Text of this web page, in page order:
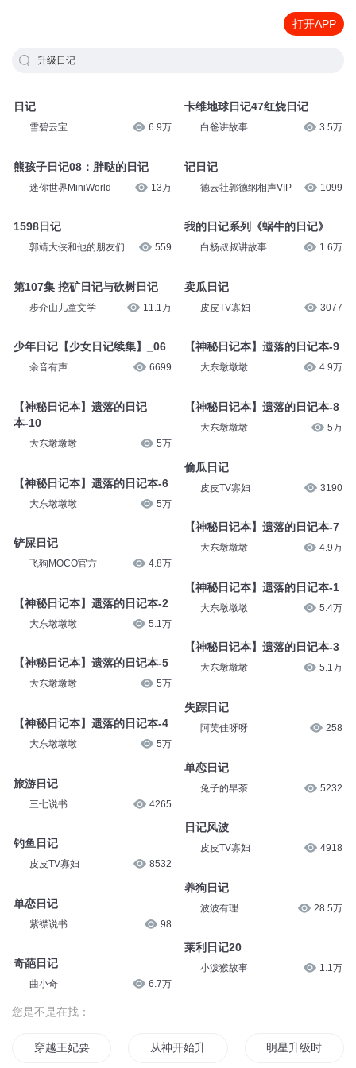
打开APP
升级日记
日记
雪碧云宝 6.9万
熊孩子日记08：胖哒的日记
迷你世界MiniWorld 13万
1598日记
郭靖大侠和他的朋友们 559
第107集 挖矿日记与砍树日记
步介山儿童文学 11.1万
少年日记【少女日记续集】_06
余音有声 6699
【神秘日记本】遗落的日记
本-10
大东墩墩墩 5万
【神秘日记本】遗落的日记本-6
大东墩墩墩 5万
铲屎日记
飞狗MOCO官方 4.8万
【神秘日记本】遗落的日记本-2
大东墩墩墩 5.1万
【神秘日记本】遗落的日记本-5
大东墩墩墩 5万
【神秘日记本】遗落的日记本-4
大东墩墩墩 5万
旅游日记
三七说书 4265
钓鱼日记
皮皮TV寡妇 8532
单恋日记
紫襟说书 98
奇葩日记
曲小奇 6.7万
卡维地球日记47红烧日记
白爸讲故事 3.5万
记日记
德云社郭德纲相声VIP 1099
我的日记系列《蜗牛的日记》
白杨叔叔讲故事 1.6万
卖瓜日记
皮皮TV寡妇 3077
【神秘日记本】遗落的日记本-9
大东墩墩墩 4.9万
【神秘日记本】遗落的日记本-8
大东墩墩墩 5万
偷瓜日记
皮皮TV寡妇 3190
【神秘日记本】遗落的日记本-7
大东墩墩墩 4.9万
【神秘日记本】遗落的日记本-1
大东墩墩墩 5.4万
【神秘日记本】遗落的日记本-3
大东墩墩墩 5.1万
失踪日记
阿芙佳呀呀 258
单恋日记
兔子的早茶 5232
日记风波
皮皮TV寡妇 4918
养狗日记
波波有理 28.5万
莱利日记20
小泼猴故事 1.1万
您是不是在找：
穿越王妃要升级 从神开始升级 明星升级时代